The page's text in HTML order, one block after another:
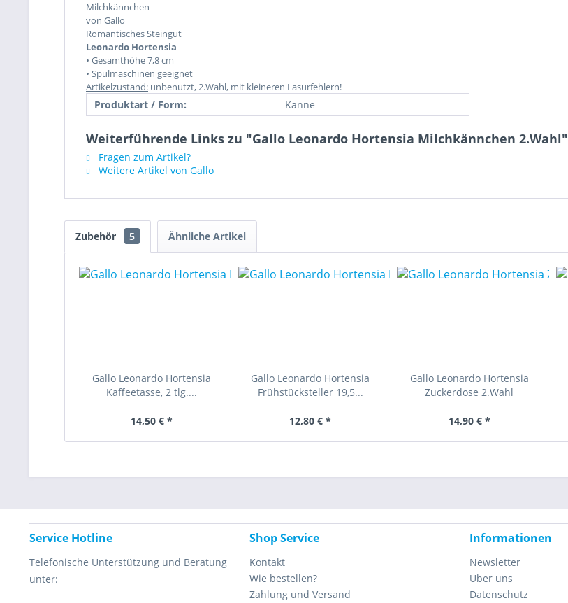
Milchkännchen
von Gallo
Romantisches Steingut
Leonardo Hortensia
• Gesamthöhe 7,8 cm
• Spülmaschinen geeignet
Artikelzustand: unbenutzt, 2.Wahl, mit kleineren Lasurfehlern!
Produktart / Form: Kanne
Weiterführende Links zu "Gallo Leonardo Hortensia Milchkännchen 2.Wahl"
Fragen zum Artikel?
Weitere Artikel von Gallo
Zubehör 5 Ähnliche Artikel
Gallo Leonardo Hortensia
Kaffeetasse, 2 tlg....
14,50 € *
Gallo Leonardo Hortensia
Frühstücksteller 19,5...
12,80 € *
Gallo Leonardo Hortensia
Zuckerdose 2.Wahl
14,90 € *
Service Hotline
Telefonische Unterstützung und Beratung
unter:
Shop Service
Kontakt
Wie bestellen?
Zahlung und Versand
Informationen
Newsletter
Über uns
Datenschutz